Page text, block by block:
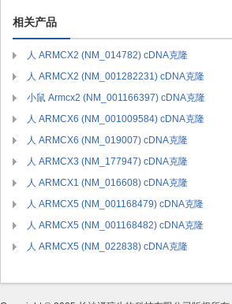
相关产品
人 ARMCX2 (NM_014782) cDNA克隆
人 ARMCX2 (NM_001282231) cDNA克隆
小鼠 Armcx2 (NM_001166397) cDNA克隆
人 ARMCX6 (NM_001009584) cDNA克隆
人 ARMCX6 (NM_019007) cDNA克隆
人 ARMCX3 (NM_177947) cDNA克隆
人 ARMCX1 (NM_016608) cDNA克隆
人 ARMCX5 (NM_001168479) cDNA克隆
人 ARMCX5 (NM_001168482) cDNA克隆
人 ARMCX5 (NM_022838) cDNA克隆